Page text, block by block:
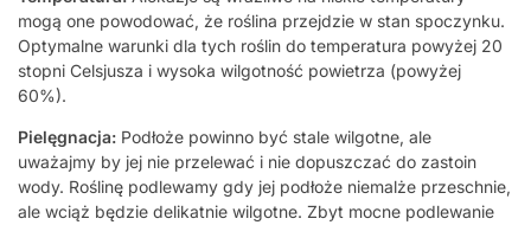
mogą one powodować, że roślina przejdzie w stan spoczynku.
Optymalne warunki dla tych roślin do temperatura powyżej 20
stopni Celsjusza i wysoka wilgotność powietrza (powyżej
60%).
Pielęgnacja: Podłoże powinno być stale wilgotne, ale
uważajmy by jej nie przelewać i nie dopuszczać do zastoin
wody. Roślinę podlewamy gdy jej podłoże niemalże przeschnie,
ale wciąż będzie delikatnie wilgotne. Zbyt mocne podlewanie